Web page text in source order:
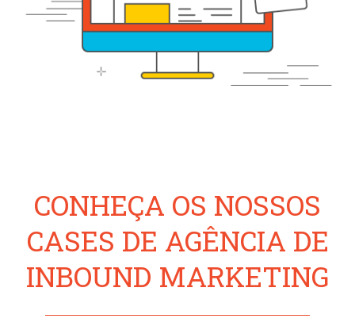
CONHEÇA OS NOSSOS
CASES DE AGÊNCIA DE
INBOUND MARKETING